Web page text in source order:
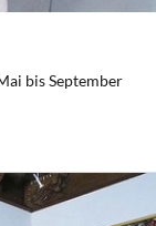
bis September